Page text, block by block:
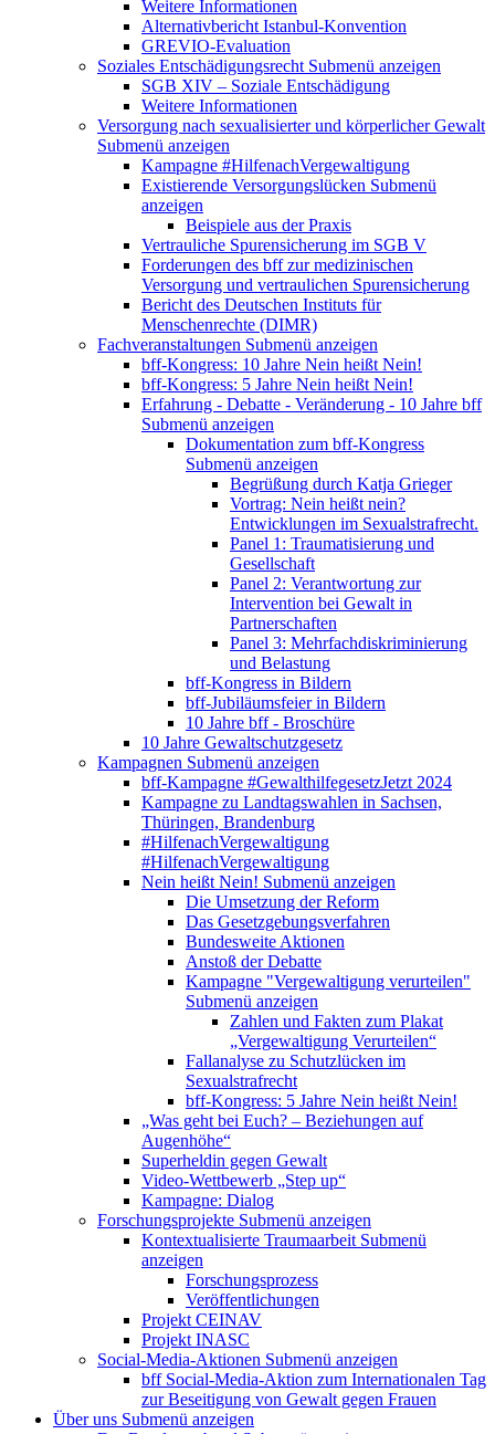
Weitere Informationen
Alternativbericht Istanbul-Konvention
GREVIO-Evaluation
Soziales Entschädigungsrecht Submenü anzeigen
SGB XIV – Soziale Entschädigung
Weitere Informationen
Versorgung nach sexualisierter und körperlicher Gewalt
Submenü anzeigen
Kampagne #HilfenachVergewaltigung
Existierende Versorgungslücken Submenü
anzeigen
Beispiele aus der Praxis
Vertrauliche Spurensicherung im SGB V
Forderungen des bff zur medizinischen
Versorgung und vertraulichen Spurensicherung
Bericht des Deutschen Instituts für
Menschenrechte (DIMR)
Fachveranstaltungen Submenü anzeigen
bff-Kongress: 10 Jahre Nein heißt Nein!
bff-Kongress: 5 Jahre Nein heißt Nein!
Erfahrung - Debatte - Veränderung - 10 Jahre bff
Submenü anzeigen
Dokumentation zum bff-Kongress
Submenü anzeigen
Begrüßung durch Katja Grieger
Vortrag: Nein heißt nein?
Entwicklungen im Sexualstrafrecht.
Panel 1: Traumatisierung und
Gesellschaft
Panel 2: Verantwortung zur
Intervention bei Gewalt in
Partnerschaften
Panel 3: Mehrfachdiskriminierung
und Belastung
bff-Kongress in Bildern
bff-Jubiläumsfeier in Bildern
10 Jahre bff - Broschüre
10 Jahre Gewaltschutzgesetz
Kampagnen Submenü anzeigen
bff-Kampagne #GewalthilfegesetzJetzt 2024
Kampagne zu Landtagswahlen in Sachsen,
Thüringen, Brandenburg
#HilfenachVergewaltigung
#HilfenachVergewaltigung
Nein heißt Nein! Submenü anzeigen
Die Umsetzung der Reform
Das Gesetzgebungsverfahren
Bundesweite Aktionen
Anstoß der Debatte
Kampagne "Vergewaltigung verurteilen"
Submenü anzeigen
Zahlen und Fakten zum Plakat
„Vergewaltigung Verurteilen“
Fallanalyse zu Schutzlücken im
Sexualstrafrecht
bff-Kongress: 5 Jahre Nein heißt Nein!
„Was geht bei Euch? – Beziehungen auf
Augenhöhe“
Superheldin gegen Gewalt
Video-Wettbewerb „Step up“
Kampagne: Dialog
Forschungsprojekte Submenü anzeigen
Kontextualisierte Traumaarbeit Submenü
anzeigen
Forschungsprozess
Veröffentlichungen
Projekt CEINAV
Projekt INASC
Social-Media-Aktionen Submenü anzeigen
bff Social-Media-Aktion zum Internationalen Tag
zur Beseitigung von Gewalt gegen Frauen
Über uns Submenü anzeigen